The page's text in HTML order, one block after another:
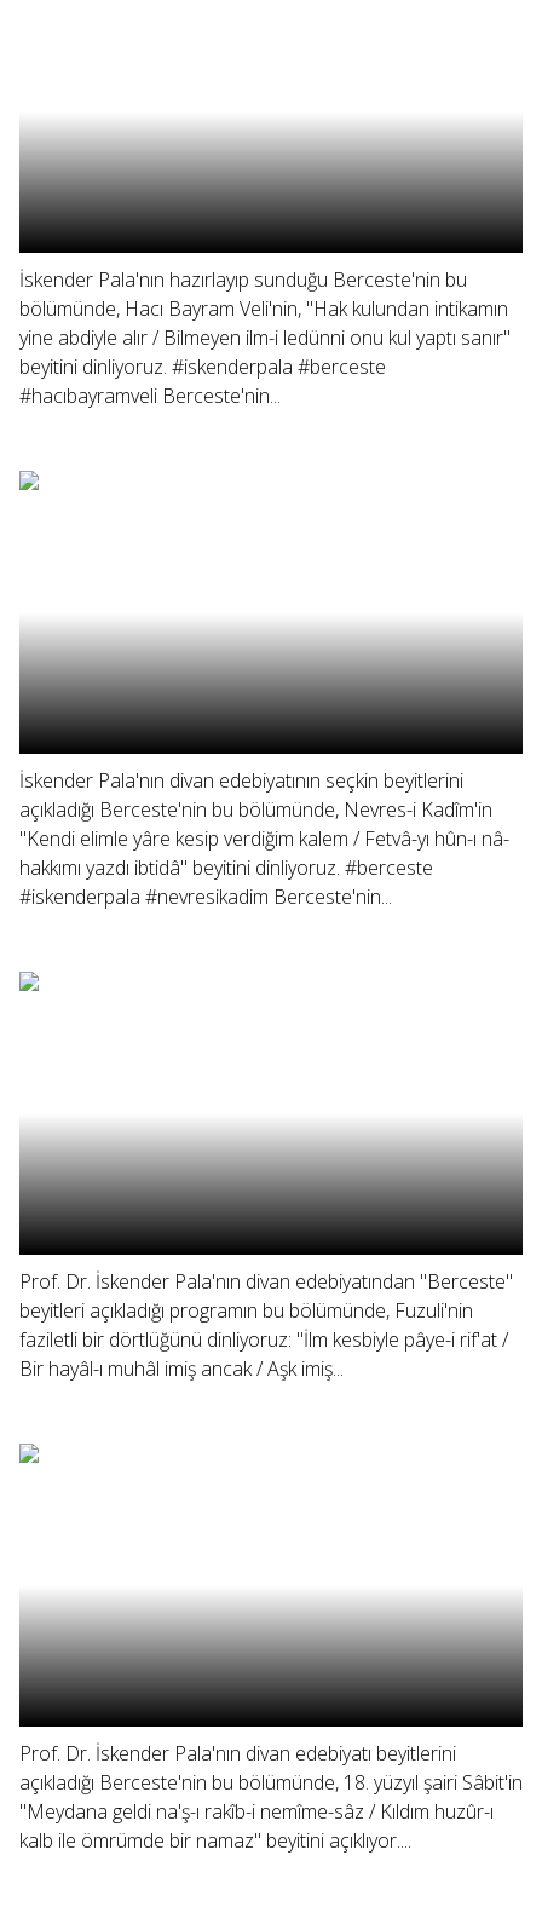
İskender Pala'nın hazırlayıp sunduğu Berceste'nin bu
bölümünde, Hacı Bayram Veli'nin, "Hak kulundan intikamın
yine abdiyle alır / Bilmeyen ilm-i ledünni onu kul yaptı sanır"
beyitini dinliyoruz. #iskenderpala #berceste
#hacıbayramveli Berceste'nin...
İskender Pala'nın divan edebiyatının seçkin beyitlerini
açıkladığı Berceste'nin bu bölümünde, Nevres-i Kadîm'in
"Kendi elimle yâre kesip verdiğim kalem / Fetvâ-yı hûn-ı nâ-
hakkımı yazdı ibtidâ" beyitini dinliyoruz. #berceste
#iskenderpala #nevresikadim Berceste'nin...
Prof. Dr. İskender Pala'nın divan edebiyatından "Berceste"
beyitleri açıkladığı programın bu bölümünde, Fuzuli'nin
faziletli bir dörtlüğünü dinliyoruz: "İlm kesbiyle pâye-i rif'at /
Bir hayâl-ı muhâl imiş ancak / Aşk imiş...
Prof. Dr. İskender Pala'nın divan edebiyatı beyitlerini
açıkladığı Berceste'nin bu bölümünde, 18. yüzyıl şairi Sâbit'in
"Meydana geldi na'ş-ı rakîb-i nemîme-sâz / Kıldım huzûr-ı
kalb ile ömrümde bir namaz" beyitini açıklıyor....